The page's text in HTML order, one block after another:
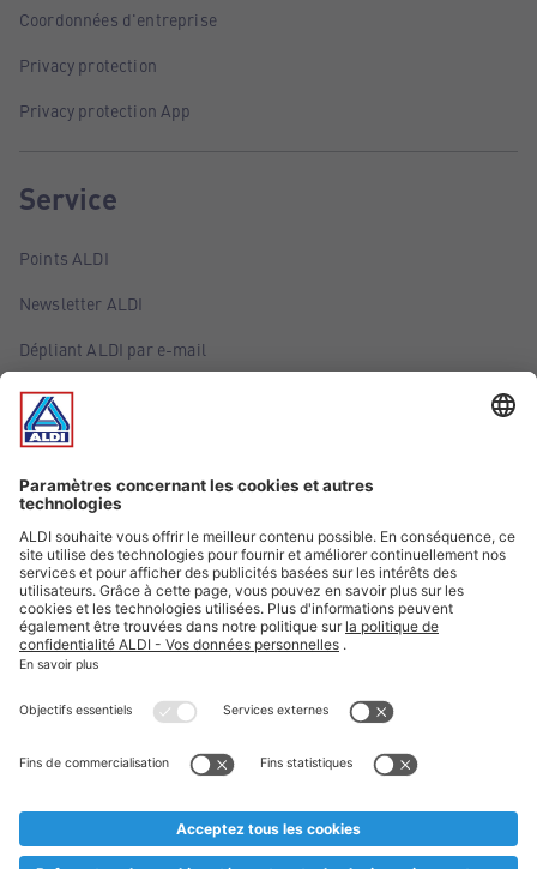
Coordonnées d'entreprise
Privacy protection
Privacy protection App
Service
Points ALDI
Newsletter ALDI
Dépliant ALDI par e-mail
Offres
Infos essentielles
Suivez ALDI Belgique
Textes marqués d'un astérisque et mentions légales
* Nous vendons ces articles temporairement et jusqu'à
au cas où, malgré le planning bien étudié, nous serions
prématurément en rupture de stock. Prix Recupel et TVA incl.
** Sur ce site, l’utilisation de la forme masculine a été adoptée